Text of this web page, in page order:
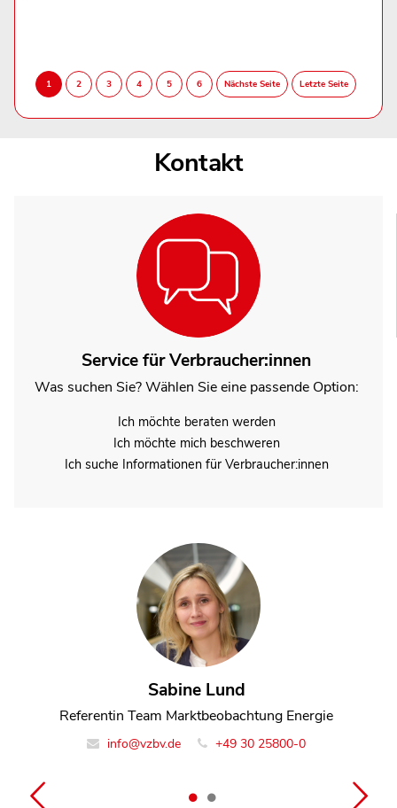
Kontakt
Service für Verbraucher:innen
Was suchen Sie? Wählen Sie eine passende Option:
Ich möchte beraten werden
Ich möchte mich beschweren
Ich suche Informationen für Verbraucher:innen
Sabine Lund
Referentin Team Marktbeobachtung Energie
info@vzbv.de +49 30 25800-0
Pressestelle
Service für Journalist:innen
presse@vzbv.de +49 30 25800-525